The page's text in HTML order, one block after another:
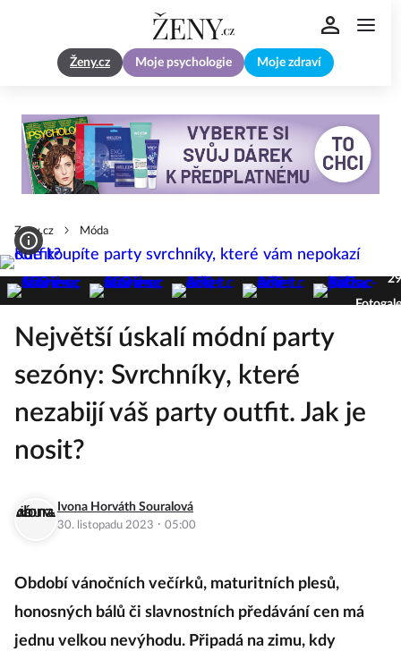
Ženy.cz Moje psychologie Moje zdraví
Zeny.cz Móda
29
Největší úskalí módní party
sezóny: Svrchníky, které
nezabijí váš party outfit. Jak je
nosit?
Ivona Horváth Souralová
30. listopadu 2023 · 05:00
Období vánočních večírků, maturitních plesů,
honosných bálů či slavnostních předávání cen má
jednu velkou nevýhodu. Připadá na zimu, kdy